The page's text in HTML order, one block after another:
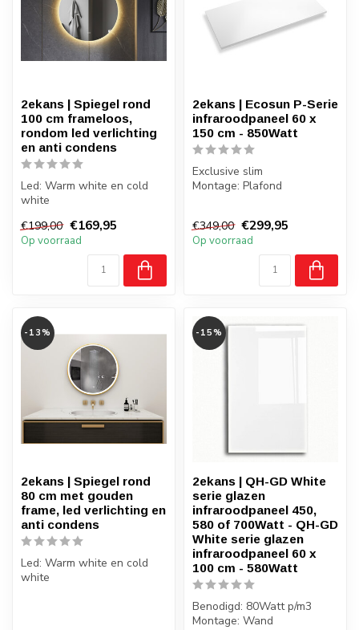
2ekans | Spiegel rond
100 cm frameloos,
rondom led verlichting
en anti condens
Led: Warm white en cold
white
Frameloos
€199,00 €169,95
Op voorraad
2ekans | Ecosun P-Serie
infraroodpaneel 60 x
150 cm - 850Watt
Exclusive slim
Montage: Plafond
€349,00 €299,95
Op voorraad
-13%
2ekans | Spiegel rond
80 cm met gouden
frame, led verlichting en
anti condens
Led: Warm white en cold
white
-15%
2ekans | QH-GD White
serie glazen
infraroodpaneel 450,
580 of 700Watt - QH-GD
White serie glazen
infraroodpaneel 60 x
100 cm - 580Watt
Benodigd: 80Watt p/m3
Montage: Wand